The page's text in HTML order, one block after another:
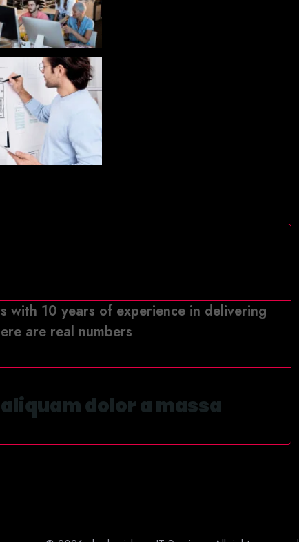
with 10 years of experience in delivering
are real numbers
aliquamdoloramassa